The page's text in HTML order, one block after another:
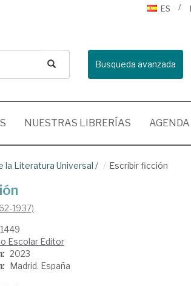
ES
Busqueda avanzada
NUESTRAS LIBRERÍAS AGENDA
la Literatura Universal / Escribir ficción
1937)
Escolar Editor
2023
Madrid. España